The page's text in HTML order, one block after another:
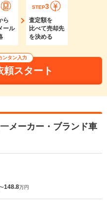
ら
ール
STEP3
査定額を
比べて売却先
を決める
ンタン入力
頼スタート
メーカー・ブランド車
148.8万円